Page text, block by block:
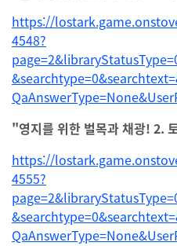
https://
4548?
"영지를 위한 벌목과 채광! 2.
https://
4555?